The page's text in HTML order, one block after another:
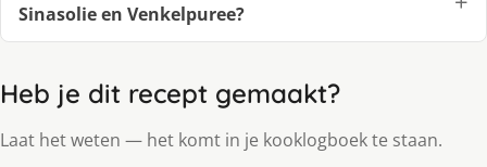
Sinasolie en Venkelpuree?
Heb je dit recept gemaakt?
Laat het weten — het komt in je kooklogboek te staan.